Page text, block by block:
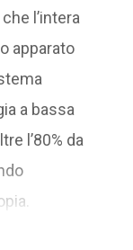
l’intera
apparato
a bassa
l’80% da